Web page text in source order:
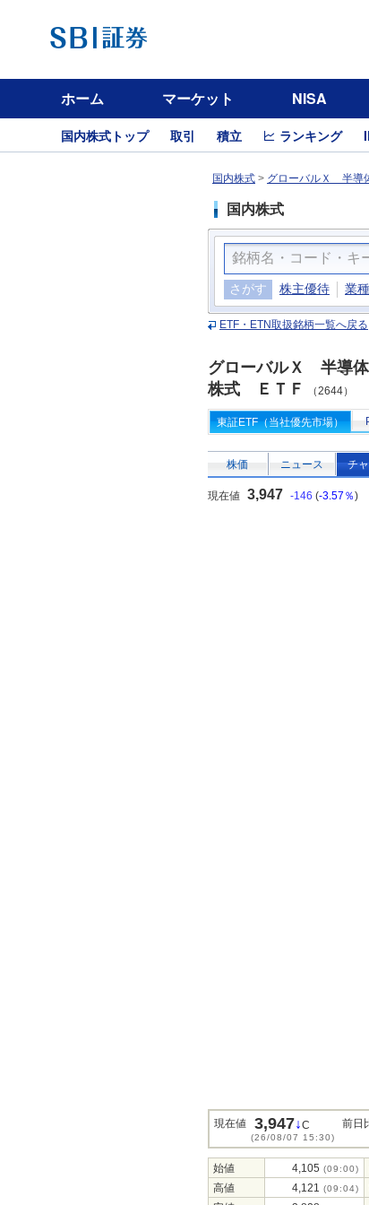
ホーム マーケット NISA
国内株式トップ 取引 積立 ランキング
国内株式 > グローバルＸ 半導
国内株式
さがす 株主優待 業種
ETF・ETN取扱銘柄一覧へ戻る
グローバルＸ 半導
株式 ＥＴＦ
（2644）
東証ETF（当社優先市場）
株価 ニュース チ
現在値 3,947 -146 (-3.57％)
現在値 3,947↓C
(26/08/07 15:30)
前日
始値 4,105 (09:00)
高値 4,121 (09:04)